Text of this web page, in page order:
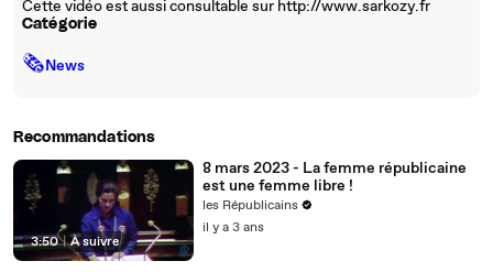
Cette vidéo est aussi consultable sur http://www.sarkozy.fr
Catégorie
🗞News
Recommandations
3:50 | À suivre
8 mars 2023 - La femme républicaine
est une femme libre !
les Républicains
il y a 3 ans